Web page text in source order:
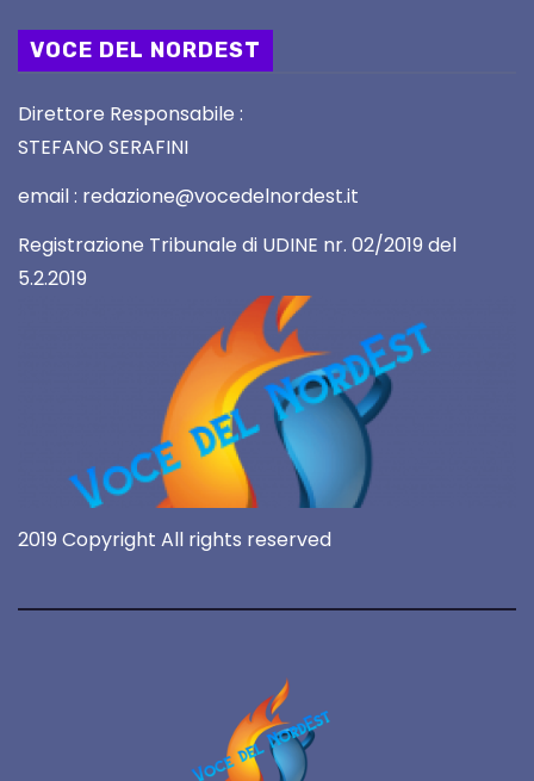
VOCE DEL NORDEST
Direttore Responsabile :
STEFANO SERAFINI
email : redazione@vocedelnordest.it
Registrazione Tribunale di UDINE nr. 02/2019 del
5.2.2019
2019 Copyright All rights reserved